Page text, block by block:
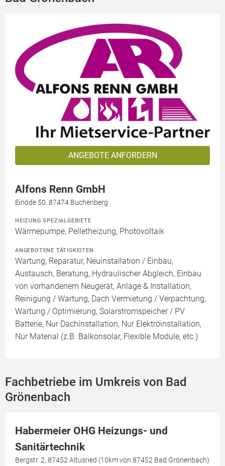
ANGEBOTE ANFORDERN
Alfons Renn GmbH
Einöde 50, 87474 Buchenberg
HEIZUNG SPEZIALGEBIETE
Wärmepumpe, Pelletheizung, Photovoltaik
ANGEBOTENE TÄTIGKEITEN
Wartung, Reparatur, Neuinstallation / Einbau,
Austausch, Beratung, Hydraulischer Abgleich, Einbau
von vorhandenem Neugerät, Anlage & Installation,
Reinigung / Wartung, Dach Vermietung / Verpachtung,
Wartung / Optimierung, Solarstromspeicher / PV
Batterie, Nur Dachinstallation, Nur Elektroinstallation,
Nur Material (z.B. Balkonsolar, Flexible Module, etc.)
Fachbetriebe im Umkreis von Bad
Grönenbach
Habermeier OHG Heizungs- und
Sanitärtechnik
Bergstr. 2, 87452 Altusried (10km von 87452 Bad Grönenbach)